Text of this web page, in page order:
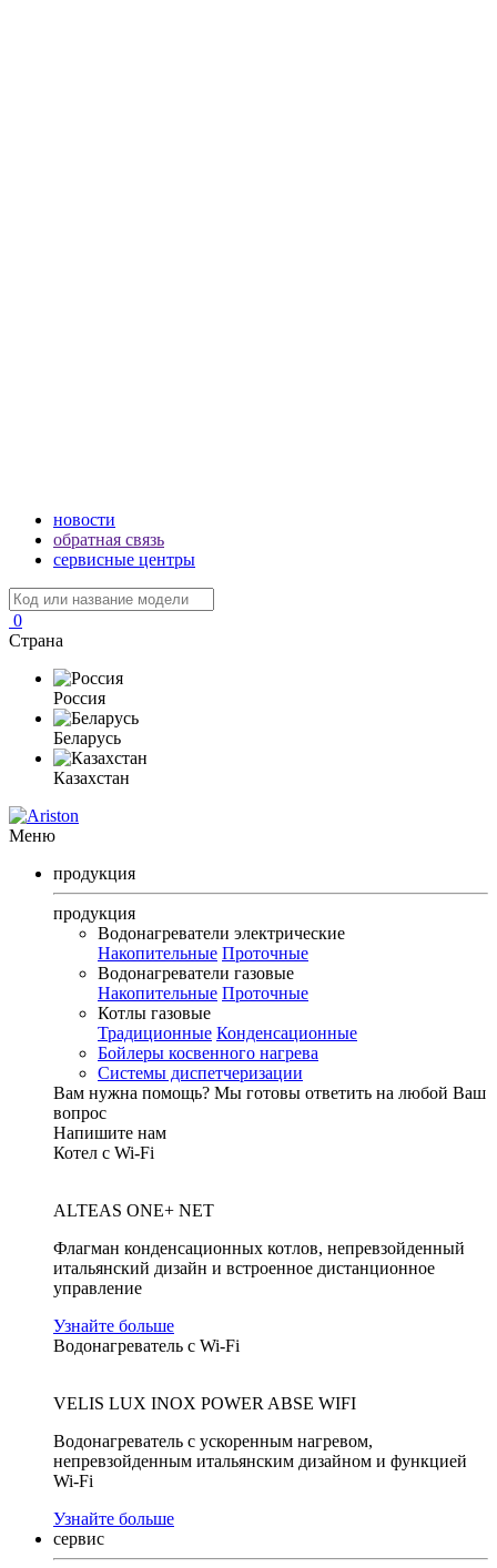
новости
обратная связь
сервисные центры
0
Страна
Россия
Беларусь
Казахстан
Меню
продукция
продукция
Водонагреватели электрические
Накопительные Проточные
Водонагреватели газовые
Накопительные Проточные
Котлы газовые
Традиционные Конденсационные
Бойлеры косвенного нагрева
Системы диспетчеризации
Вам нужна помощь? Мы готовы ответить на любой Ваш
вопрос
Напишите нам
Котел с Wi-Fi
ALTEAS ONE+ NET
Флагман конденсационных котлов, непревзойденный
итальянский дизайн и встроенное дистанционное
управление
Узнайте больше
Водонагреватель с Wi-Fi
VELIS LUX INOX POWER ABSE WIFI
Водонагреватель с ускоренным нагревом,
непревзойденным итальянским дизайном и функцией
Wi-Fi
Узнайте больше
сервис